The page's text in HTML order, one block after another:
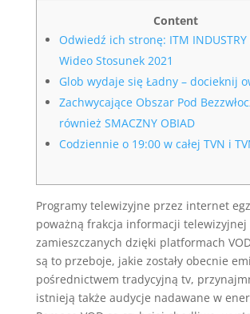
Content
Odwiedź ich stronę: ITM INDUSTRY
Wideo Stosunek 2021
Glob wydaje się Ładny – docieknij
Zachwycające Obszar Pod
również SMACZNY OBIAD
Codziennie o 19:00 w całej TVN i
Programy telewizyjne przez internet
poważną frakcja informacji telewizyjnej
zamieszczanych dzięki platformach
są to przeboje, jakie zostały obecnie
pośrednictwem tradycyjną tv,
istnieją także audycje nadawane w